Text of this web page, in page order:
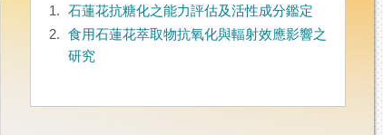
1.
石蓮花抗糖化之能力評估及活性成分鑑定
2.
食用石蓮花萃取物抗氧化與輻射效應影響之
研究